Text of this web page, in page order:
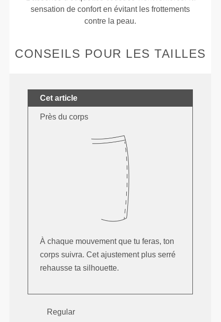
sensation de confort en évitant les frottements
contre la peau.
CONSEILS POUR LES TAILLES
Cet article
Près du corps
À chaque mouvement que tu feras, ton
corps suivra. Cet ajustement plus serré
rehausse ta silhouette.
Regular